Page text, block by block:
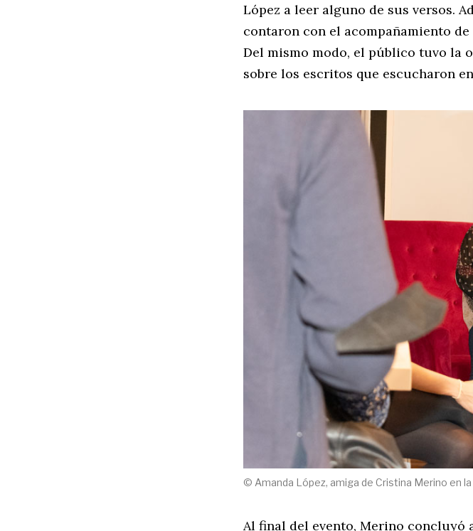
López a leer alguno de sus versos.
contaron con el acompañamiento
Del mismo modo, el público tuvo la
sobre los escritos que escucharon
© Amanda López, amiga de Cristina Merino en
Al final del evento, Merino concluyó